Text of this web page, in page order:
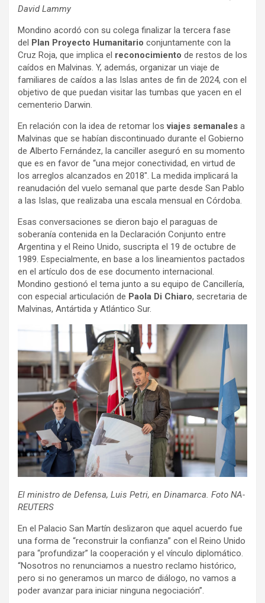
David Lammy
Mondino acordó con su colega finalizar la tercera fase
del Plan Proyecto Humanitario conjuntamente con la
Cruz Roja, que implica el reconocimiento de restos de los
caídos en Malvinas. Y, además, organizar un viaje de
familiares de caídos a las Islas antes de fin de 2024, con el
objetivo de que puedan visitar las tumbas que yacen en el
cementerio Darwin.
En relación con la idea de retomar losviajes semanales a
Malvinas que se habían discontinuado durante el Gobierno
de Alberto Fernández, la canciller aseguró en su momento
que es en favor de “una mejor conectividad, en virtud de
los arreglos alcanzados en 2018″. La medida implicará la
reanudación del vuelo semanal que parte desde San Pablo
a las Islas, que realizaba una escala mensual en Córdoba.
Esas conversaciones se dieron bajo el paraguas de
soberanía contenida en la Declaración Conjunto entre
Argentina y el Reino Unido, suscripta el 19 de octubre de
1989. Especialmente, en base a los lineamientos pactados
en el artículo dos de ese documento internacional.
Mondino gestionó el tema junto a su equipo de Cancillería,
con especial articulación de Paola Di Chiaro, secretaria de
Malvinas, Antártida y Atlántico Sur.
El ministro de Defensa, Luis Petri, en Dinamarca. Foto NA-
REUTERS
En el Palacio San Martín deslizaron que aquel acuerdo fue
una forma de “reconstruir la confianza” con el Reino Unido
para “profundizar” la cooperación y el vínculo diplomático.
“Nosotros no renunciamos a nuestro reclamo histórico,
pero si no generamos un marco de diálogo, no vamos a
poder avanzar para iniciar ninguna negociación”.